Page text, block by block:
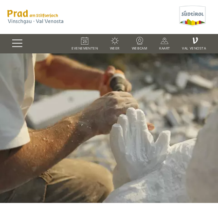
EVENEMENTEN WEER WEBCAM KAART
V
VAL VENOSTA